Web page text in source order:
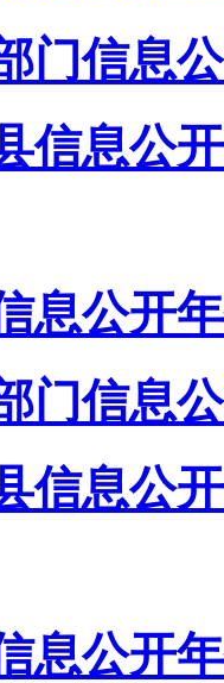
门信息
信息公
息公开
门信息
信息公
息公开